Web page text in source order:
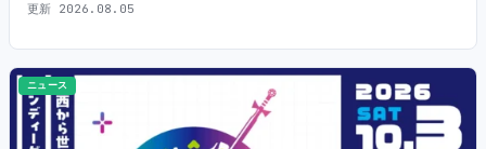
更新 2026.08.05
ニュース